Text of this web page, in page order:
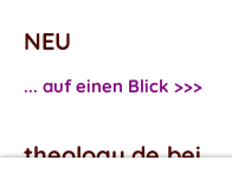
NEU
... auf einen Blick >>>
theology.de bei